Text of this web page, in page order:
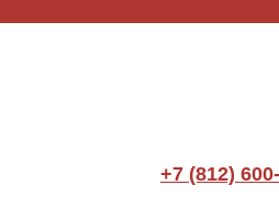
+7 (812)